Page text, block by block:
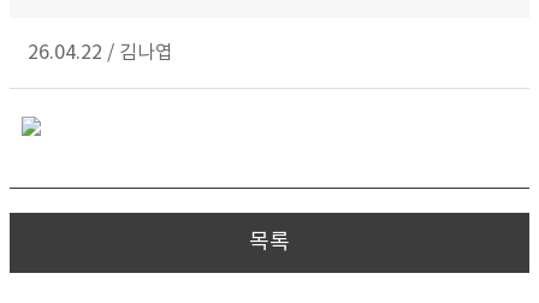
26.04.22 / 김나엽
목록